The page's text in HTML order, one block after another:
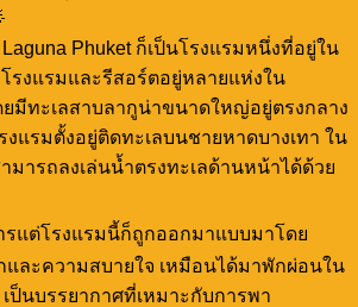
Phuket ก็เป็นโรงแรมหนึ่งที่อยู่ใน
รงแรมและรีสอร์ตอยู่หลายแห่งใน
ยมีทะเลสาบลากูน่าขนาดใหญ่อยู่ตรงกลาง
งแรมตั้งอยู่ติดทะเลบนชายหาดบางเทา ใน
ารถลงเล่นน้ำตรงทะเลด้านหน้าได้ด้วย
รแต่โรงแรมนี้ก็ถูกออกมาแบบมาโดย
และความสบายใจ เหมือนได้มาพักผ่อนใน
เป็นบรรยากาศที่เหมาะกับการพา